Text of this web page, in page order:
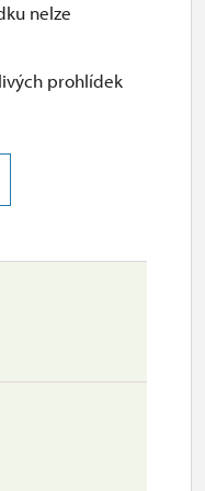
nelze
prohlídek